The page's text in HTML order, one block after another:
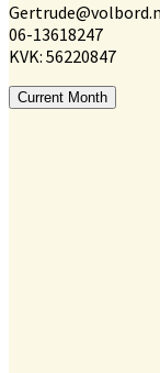
06-13618247
KVK: 56220847
Current Month